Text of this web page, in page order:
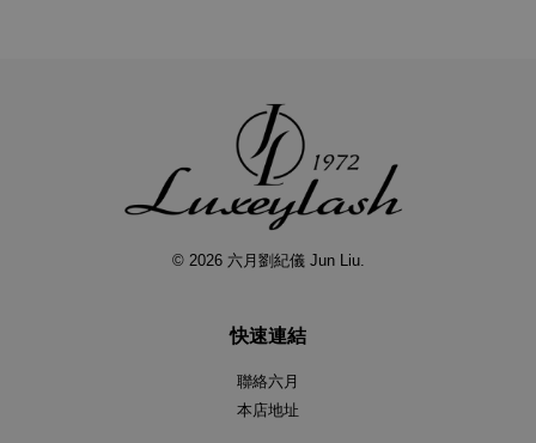
© 2026 六月劉紀儀 Jun Liu.
快速連結
聯絡六月
本店地址